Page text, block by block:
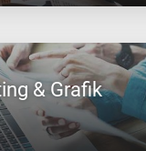
& Grafik